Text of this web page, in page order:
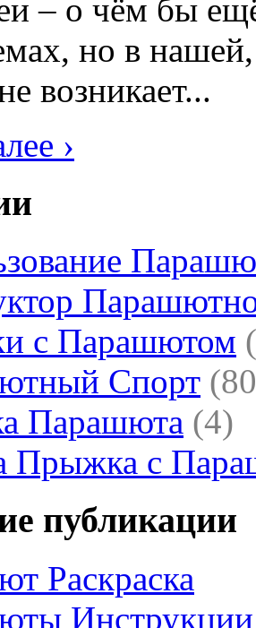
– о чём бы
но в
возникает...
›
с Парашютом
Спорт
Парашюта (4)
Прыжка с
публикации
Раскраска
Инструкции